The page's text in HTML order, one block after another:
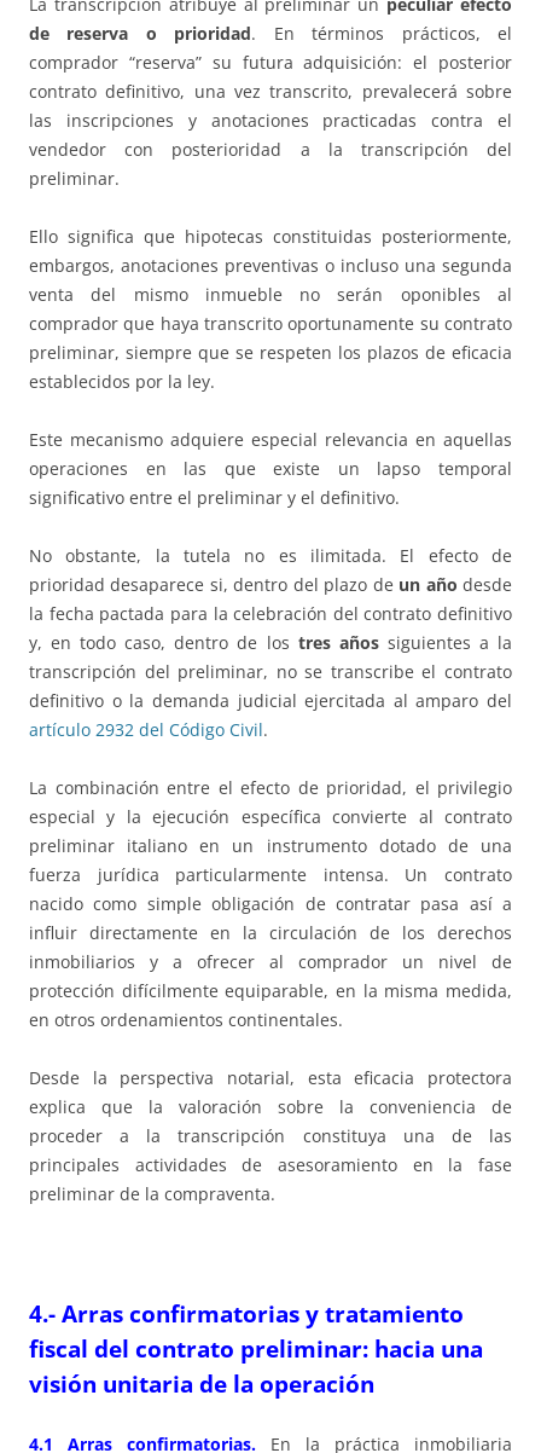
La transcripción atribuye al preliminar un peculiar efecto
de reserva o prioridad. En términos prácticos, el
comprador “reserva” su futura adquisición: el posterior
contrato definitivo, una vez transcrito, prevalecerá sobre
las inscripciones y anotaciones practicadas contra el
vendedor con posterioridad a la transcripción del
preliminar.
Ello significa que hipotecas constituidas posteriormente,
embargos, anotaciones preventivas o incluso una segunda
venta del mismo inmueble no serán oponibles al
comprador que haya transcrito oportunamente su contrato
preliminar, siempre que se respeten los plazos de eficacia
establecidos por la ley.
Este mecanismo adquiere especial relevancia en aquellas
operaciones en las que existe un lapso temporal
significativo entre el preliminar y el definitivo.
No obstante, la tutela no es ilimitada. El efecto de
prioridad desaparece si, dentro del plazo de un año desde
la fecha pactada para la celebración del contrato definitivo
y, en todo caso, dentro de los tres añossiguientes a la
transcripción del preliminar, no se transcribe el contrato
definitivo o la demanda judicial ejercitada al amparo del
artículo 2932 del Código Civil.
La combinación entre el efecto de prioridad, el privilegio
especial y la ejecución específica convierte al contrato
preliminar italiano en un instrumento dotado de una
fuerza jurídica particularmente intensa. Un contrato
nacido como simple obligación de contratar pasa así a
influir directamente en la circulación de los derechos
inmobiliarios y a ofrecer al comprador un nivel de
protección difícilmente equiparable, en la misma medida,
en otros ordenamientos continentales.
Desde la perspectiva notarial, esta eficacia protectora
explica que la valoración sobre la conveniencia de
proceder a la transcripción constituya una de las
principales actividades de asesoramiento en la fase
preliminar de la compraventa.
4.- Arras confirmatorias y tratamiento
fiscal del contrato preliminar: hacia una
visión unitaria de la operación
4.1 Arras confirmatorias. En la práctica inmobiliaria